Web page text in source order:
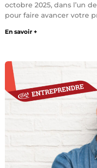
octobre 2025, dans l’un
pour faire avancer votre
En savoir +